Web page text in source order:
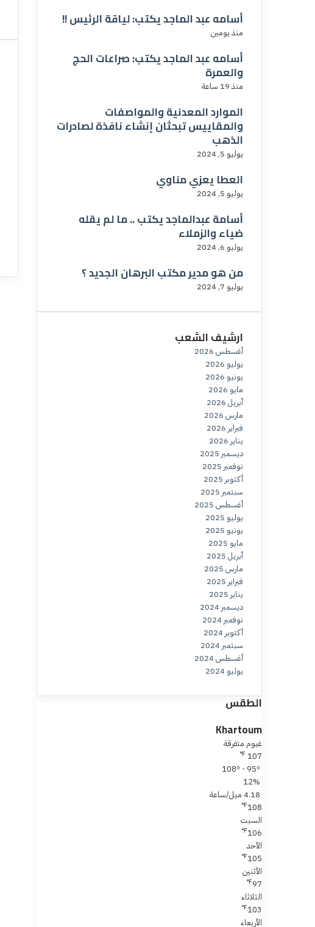
أسامه عبد الماجد يكتب: لياقة الرئيس !!
منذ يومين
أسامه عبد الماجد يكتب: صراعات الحج
والعمرة
منذ 19 ساعة
الموارد المعدنية والمواصفات
والمقاييس تبحثان إنشاء نافذة لصادرات
الذهب
يوليو 5, 2024
العطا يعزي مناوي
يوليو 5, 2024
أسامة عبدالماجد يكتب .. ما لم يقله
ضياء والزملاء
يوليو 6, 2024
من هو مدير مكتب البرهان الجديد ؟
يوليو 7, 2024
ارشيف الشعب
أغسطس 2026
يوليو 2026
يونيو 2026
مايو 2026
أبريل 2026
مارس 2026
فبراير 2026
يناير 2026
ديسمبر 2025
نوفمبر 2025
أكتوبر 2025
سبتمبر 2025
أغسطس 2025
يوليو 2025
يونيو 2025
مايو 2025
أبريل 2025
مارس 2025
فبراير 2025
يناير 2025
ديسمبر 2024
نوفمبر 2024
أكتوبر 2024
سبتمبر 2024
أغسطس 2024
يوليو 2024
الطقس
Khartoum
غيوم متفرقة
107
℉
12%
4.18 ميل/ساعة
108
℉
السبت
106
℉
الأحد
105
℉
الأثنين
97
℉
الثلاثاء
103
℉
الأربعاء